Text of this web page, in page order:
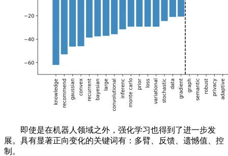
即使是在机器人领域之外，强化学习也得到了进一步发
展。具有显著正向变化的关键词有：多臂、反馈、遗憾值、控
制。